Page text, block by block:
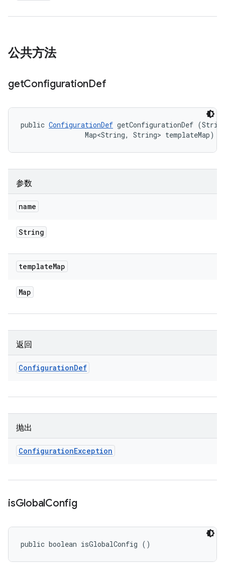
公共方法
getConfigurationDef
public ConfigurationDef getConfigurationDef
                Map<String, String> templateMap)
参数
name
String
templateMap
Map
返回
ConfigurationDef
抛出
ConfigurationException
isGlobalConfig
public boolean isGlobalConfig ()